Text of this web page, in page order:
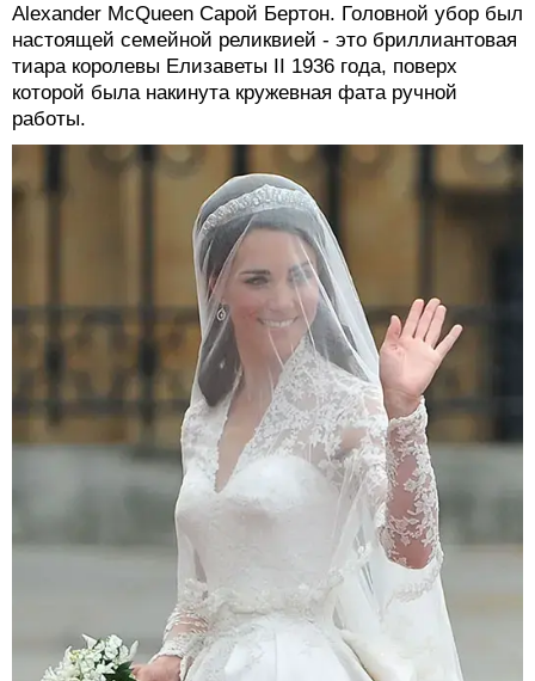
Alexander McQueen Сарой Бертон. Головной убор был
настоящей семейной реликвией - это бриллиантовая
тиара королевы Елизаветы II 1936 года, поверх
которой была накинута кружевная фата ручной
работы.